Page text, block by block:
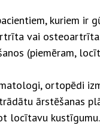
kuriem ir
vai
(piemēram,
ortopēdi
ārstēšanas
locītavu kustīgumu.